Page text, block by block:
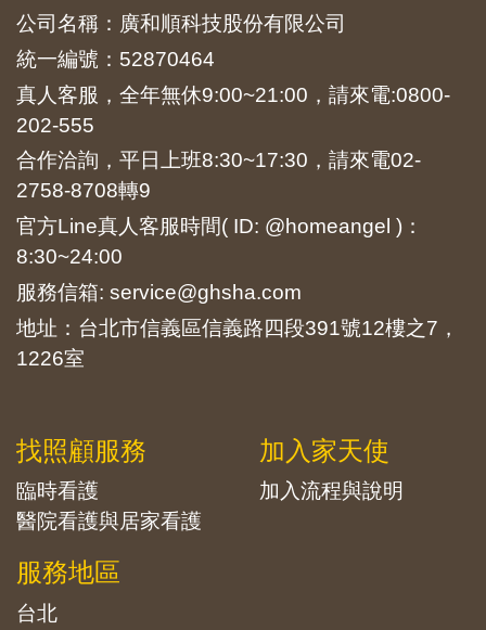
公司名稱：廣和順科技股份有限公司
統一編號：52870464
真人客服，全年無休9:00~21:00，請來電:0800-
202-555
合作洽詢，平日上班8:30~17:30，請來電02-
2758-8708轉9
官方Line真人客服時間( ID: @homeangel )：
8:30~24:00
服務信箱: service@ghsha.com
地址：台北市信義區信義路四段391號12樓之7，
1226室
找照顧服務
臨時看護
醫院看護與居家看護
服務地區
台北
加入家天使
加入流程與說明